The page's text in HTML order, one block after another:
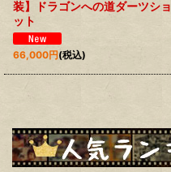
装】ドラゴンへの道ダーツショ
ット
66,000円(税込)